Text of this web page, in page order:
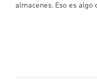
almacenes. Eso es